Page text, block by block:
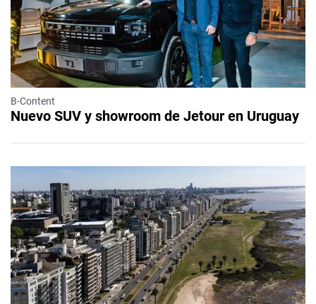
B-Content
Nuevo SUV y showroom de Jetour en Uruguay